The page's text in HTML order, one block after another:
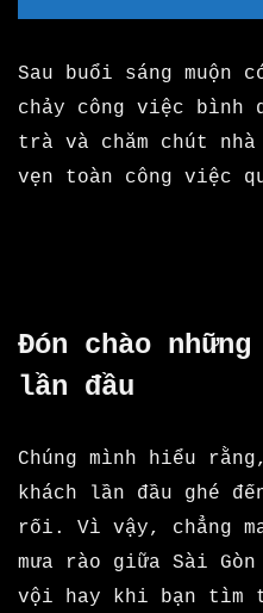
Sau buổi sáng muộn
chảy công việc bình
trà và chăm chút nhà
vẹn toàn công việc
Đón chào
lần đầu
Chúng mình hiểu
khách lần đầu ghé
rối. Vì vậy, chẳng
mưa rào giữa Sài
vội hay khi bạn tìm